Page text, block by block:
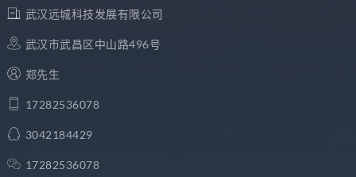
武汉远城科技发展有限公司
武汉市武昌区中山路496号
郑先生
17282536078
3042184429
17282536078